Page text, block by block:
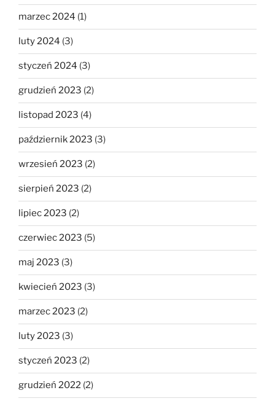
marzec 2024 (1)
luty 2024 (3)
styczeń 2024 (3)
grudzień 2023 (2)
listopad 2023 (4)
październik 2023 (3)
wrzesień 2023 (2)
sierpień 2023 (2)
lipiec 2023 (2)
czerwiec 2023 (5)
maj 2023 (3)
kwiecień 2023 (3)
marzec 2023 (2)
luty 2023 (3)
styczeń 2023 (2)
grudzień 2022 (2)